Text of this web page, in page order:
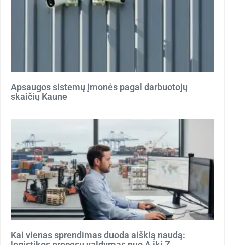
Apsaugos sistemų įmonės pagal darbuotojų
skaičių Kaune
Kai vienas sprendimas duoda aiškią naudą: